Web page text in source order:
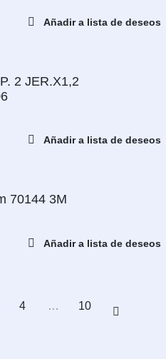
Añadir a lista de deseos
2 JER.X1,2
Añadir a lista de deseos
70144 3M
Añadir a lista de deseos
4 … 10